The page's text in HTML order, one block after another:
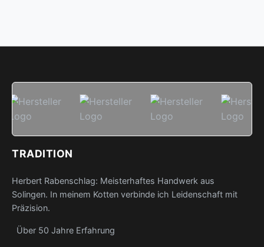
TRADITION
Herbert Rabenschlag: Meisterhaftes Handwerk aus
Solingen. In meinem Kotten verbinde ich Leidenschaft mit
Präzision.
Über 50 Jahre Erfahrung